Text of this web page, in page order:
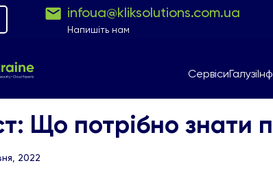
infoua@kliksolutions.com.ua
Напишіть нам
СервісиГалузі
Що потрібно знати
2022